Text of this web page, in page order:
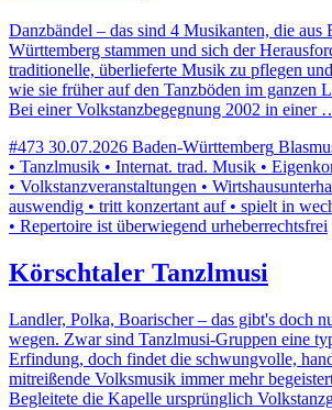
Danzbändel – das sind 4 Musikanten, die aus
Württemberg stammen und sich der
traditionelle, überlieferte Musik zu pflegen
wie sie früher auf den Tanzböden im ganzen
Bei einer Volkstanzbegegnung 2002 in einer
#473 30.07.2026 Baden-Württemberg
• Tanzlmusik • Internat. trad. Musik •
• Volkstanzveranstaltungen •
auswendig • tritt konzertant auf • spielt in
• Repertoire ist überwiegend urheberrechtsfrei
Körschtaler Tanzlmusi
Landler, Polka, Boarischer – das gibt's doch
wegen. Zwar sind Tanzlmusi-Gruppen eine
Erfindung, doch findet die schwungvolle,
mitreißende Volksmusik immer mehr
Begleitete die Kapelle ursprünglich